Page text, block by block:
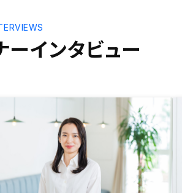
ーインタビュー